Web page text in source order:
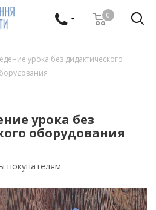
0
урока без дидактического
урока без
оборудования
покупателям